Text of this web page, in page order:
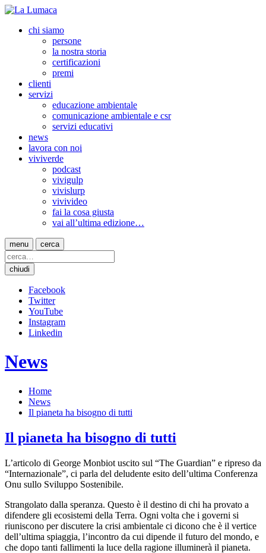
chi siamo
persone
la nostra storia
certificazioni
premi
clienti
servizi
educazione ambientale
comunicazione ambientale e csr
servizi educativi
news
lavora con noi
viviverde
podcast
vivigulp
vivislurp
vivivideo
fai la cosa giusta
vai all’ultima edizione…
menu cerca
chiudi
Facebook
Twitter
YouTube
Instagram
Linkedin
News
Home
News
Il pianeta ha bisogno di tutti
Il pianeta ha bisogno di tutti
L’articolo di George Monbiot uscito sul “The Guardian” e ripreso da
“Internazionale”, ci parla del deludente esito dell’ultima Conferenza
Onu sullo Sviluppo Sostenibile.
Strangolato dalla speranza. Questo è il destino di chi ha provato a
difendere gli ecosistemi della Terra. Ogni volta che i governi si
riuniscono per discutere la crisi ambientale ci dicono che è il vertice
dell’ultima spiaggia, l’incontro da cui dipende il futuro del mondo, e
che dopo tanti fallimenti la luce della ragione illuminerà il pianeta.